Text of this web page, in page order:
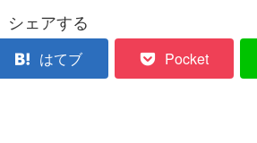
シェアする
はてブ Pocket